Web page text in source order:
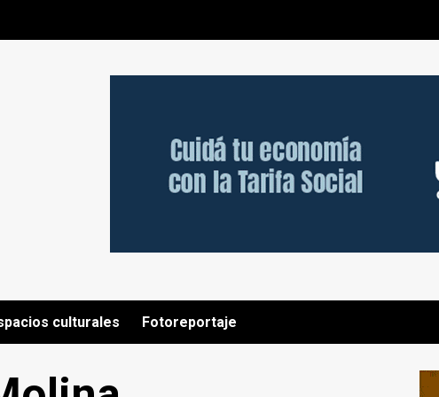
culturales Fotoreportaje